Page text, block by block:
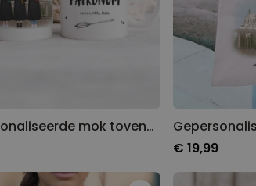
Gepersonaliseerde mok tovenaars
€ 19,99